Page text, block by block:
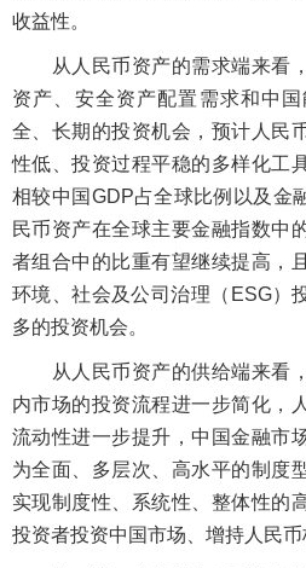
收益性。
从人民币资产的需求端来看，
资产、安全资产配置需求和中
全、长期的投资机会，预计人民
性低、投资过程平稳的多样化工
相较中国GDP占全球比例以及金
民币资产在全球主要金融指数中
者组合中的比重有望继续提高，
环境、社会及公司治理（ESG）
多的投资机会。
从人民币资产的供给端来看，
内市场的投资流程进一步简化，
流动性进一步提升，中国金融市
为全面、多层次、高水平的制度
实现制度性、系统性、整体性的
投资者投资中国市场、增持人民币